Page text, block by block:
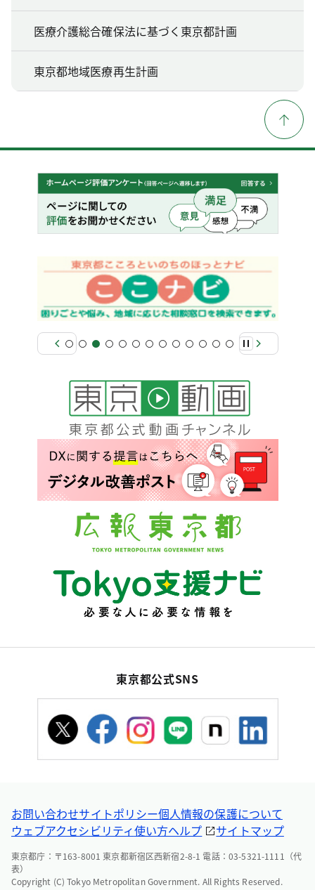
医療介護総合確保法に基づく東京都計画
東京都地域医療再生計画
東京都公式SNS
お問い合わせサイトポリシー個人情報の保護について
ウェブアクセシビリティ使い方ヘルプ サイトマップ
東京都庁：〒163-8001 東京都新宿区西新宿2-8-1 電話：03-5321-1111（代
表）
Copyright (C) Tokyo Metropolitan Government. All Rights Reserved.